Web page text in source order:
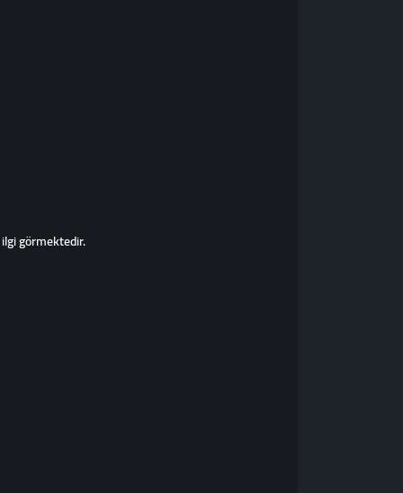
görmektedir.